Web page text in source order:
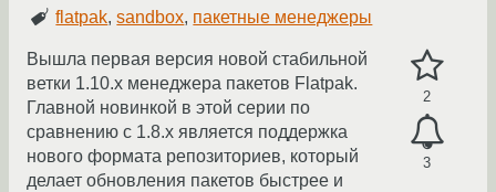
flatpak,sandbox, пакетные менеджеры
2
3
Вышла первая версия новой стабильной
ветки 1.10.х менеджера пакетов Flatpak.
Главной новинкой в этой серии по
сравнению с 1.8.х является поддержка
нового формата репозиториев, который
делает обновления пакетов быстрее и